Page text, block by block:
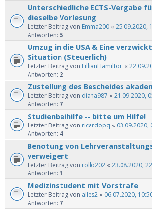
Unterschiedliche ECTS-Vergabe
dieselbe Vorlesung
Letzter Beitrag von Emma200 « 25.09.2020,
Antworten: 5
Umzug in die USA & Eine
Situation (Steuerlich)
Letzter Beitrag von LillianHamilton «
Antworten: 2
Zustellung des Bescheides
Letzter Beitrag von diana987 « 21.09.2020,
Antworten: 7
Studienbeihilfe -- bitte um Hilfe!
Letzter Beitrag von ricardopq « 03.09.2020,
Antworten: 4
Benotung von
verweigert
Letzter Beitrag von rollo202 « 23.08.2020,
Antworten: 1
Medizinstudent mit Vorstrafe
Letzter Beitrag von alles2 « 06.07.2020,
Antworten: 7